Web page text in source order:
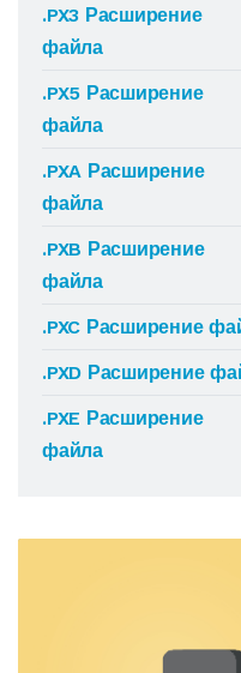
.PX3 Расширение
файла
.PX5 Расширение
файла
.PXA Расширение
файла
.PXB Расширение
файла
.PXC Расширение
.PXD Расширение
.PXE Расширение
файла